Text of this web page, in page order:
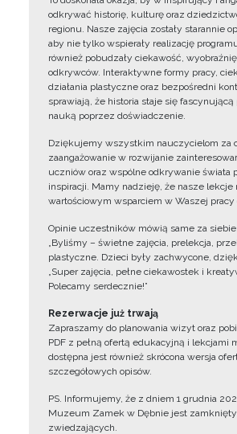
odkrywać historię, kulturę oraz
regionu. Nasze zajęcia zostały starannie
aby nie tylko wspierały realizację
również pobudzały ciekawość,
odkrywców. Interaktywne formy pracy,
działania plastyczne oraz bezpośredni
sprawiają, że historia staje się fascynującą
nauką poprzez doświadczenie.
Dziękujemy wszystkim nauczycielom za
zaangażowanie w rozwijanie
uczniów oraz wspólne odkrywanie świata
inspiracji. Mamy nadzieję, że nasze lekcje
wartościowym wsparciem w Waszej
Opinie uczestników mówią same za siebie:
„Byliśmy – świetne zajęcia, prelekcja,
plastyczne. Dzieci były zachwycone,
„Super zajęcia, pełne ciekawostek i
Polecamy serdecznie!”
Rezerwacje już trwają
Zapraszamy do planowania wizyt oraz
PDF z pełną ofertą edukacyjną i lekcjami
dostępna jest również skrócona wersja
szczegółowych opisów.
PS. Informujemy, że z dniem 1 grudnia
Muzeum Zamek w Dębnie jest
zwiedzających.